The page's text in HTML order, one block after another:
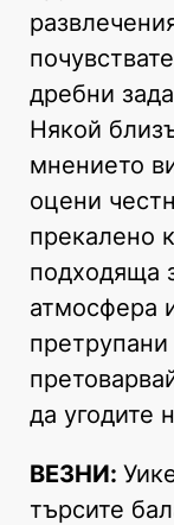
дребни
Някой
мнението
оцени
прекалено
подходяща
атмосфера
да угодите
ВЕЗНИ:
търсите